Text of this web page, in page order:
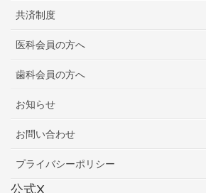
共済制度
医科会員の方へ
歯科会員の方へ
お知らせ
お問い合わせ
プライバシーポリシー
公式X